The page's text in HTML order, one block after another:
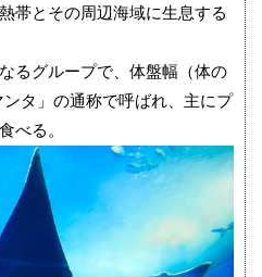
帯とその周辺海域に生息する
るグループで、体盤幅（体の
タ」の通称で呼ばれ、主にプ
べる。